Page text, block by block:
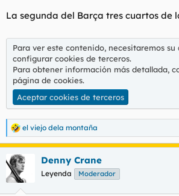
La segunda del Barça tres cuartos de
Para ver este contenido, necesitaremos
configurar cookies de terceros.
Para obtener información más detallada,
página de cookies.
Aceptar cookies de terceros
R
e
a
c
c
i
el viejo dela montaña
Denny Crane
Leyenda Moderador